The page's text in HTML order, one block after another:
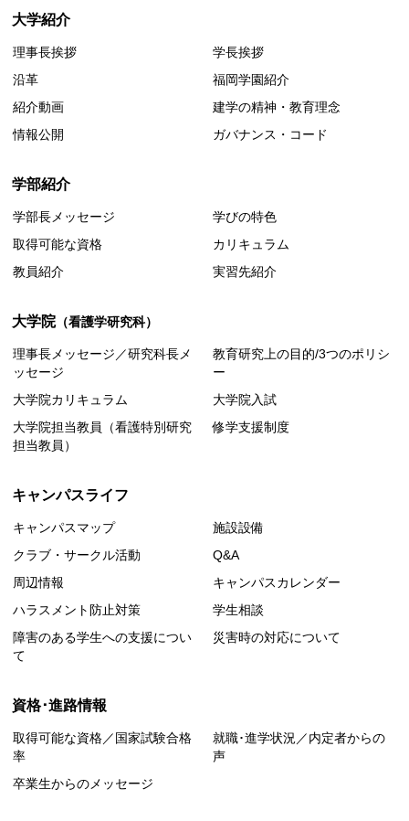
大学紹介
理事長挨拶
学長挨拶
沿革
福岡学園紹介
紹介動画
建学の精神・教育理念
情報公開
ガバナンス・コード
学部紹介
学部長メッセージ
学びの特色
取得可能な資格
カリキュラム
教員紹介
実習先紹介
大学院（看護学研究科）
理事長メッセージ／研究科長メ
ッセージ
教育研究上の目的/3つのポリシ
ー
大学院カリキュラム
大学院入試
大学院担当教員（看護特別研究
担当教員）
修学支援制度
キャンパスライフ
キャンパスマップ
施設設備
クラブ・サークル活動
Q&A
周辺情報
キャンパスカレンダー
ハラスメント防止対策
学生相談
障害のある学生への支援につい
て
災害時の対応について
資格･進路情報
取得可能な資格／国家試験合格
率
就職･進学状況／内定者からの
声
卒業生からのメッセージ